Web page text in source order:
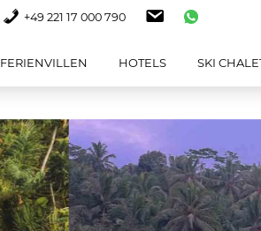
+49 221 17 000 790
FERIENVILLEN HOTELS SKI